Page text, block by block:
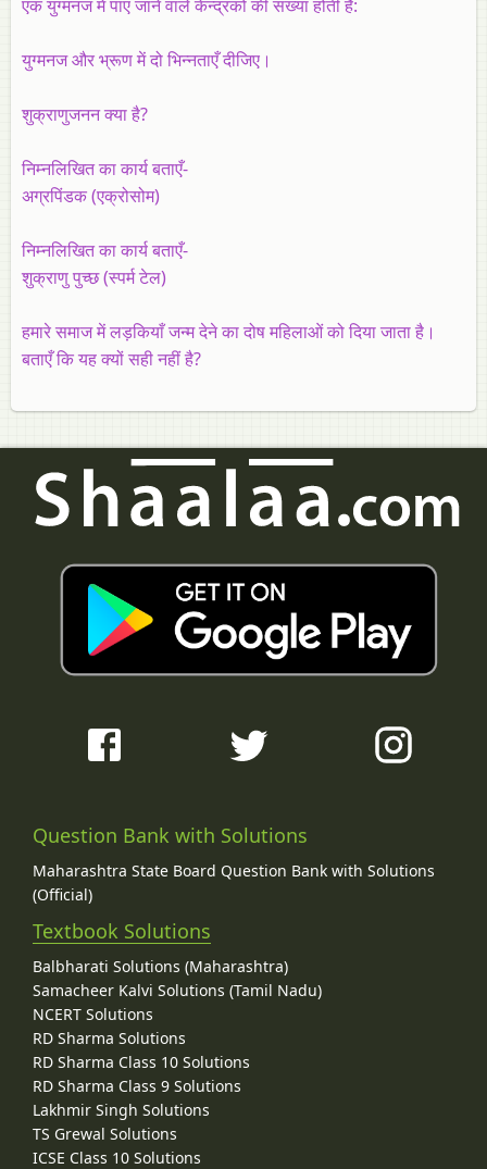
एक युग्मनज में पाए जाने वाले केन्द्रकों की संख्या होती है:
युग्मनज और भ्रूण में दो भिन्नताएँ दीजिए।
शुक्राणुजनन क्या है?
निम्नलिखित का कार्य बताएँ-
अग्रपिंडक (एक्रोसोम)
निम्नलिखित का कार्य बताएँ-
शुक्राणु पुच्छ (स्पर्म टेल)
हमारे समाज में लड़कियाँ जन्म देने का दोष महिलाओं को दिया जाता है।
बताएँ कि यह क्यों सही नहीं है?
Question Bank with Solutions
Maharashtra State Board Question Bank with Solutions
(Official)
Textbook Solutions
Balbharati Solutions (Maharashtra)
Samacheer Kalvi Solutions (Tamil Nadu)
NCERT Solutions
RD Sharma Solutions
RD Sharma Class 10 Solutions
RD Sharma Class 9 Solutions
Lakhmir Singh Solutions
TS Grewal Solutions
ICSE Class 10 Solutions